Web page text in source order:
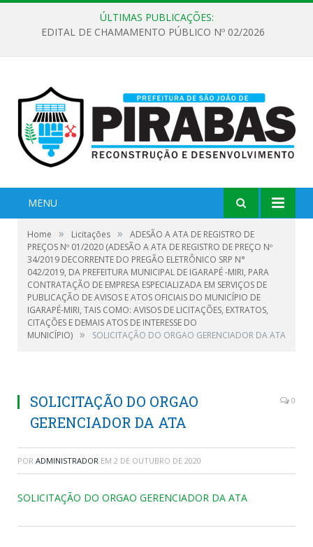
ÚLTIMAS PUBLICAÇÕES:
EDITAL DE CHAMAMENTO PÚBLICO Nº 02/2026
MENU
Home » Licitações »
ADESÃO A ATA DE REGISTRO DE
PREÇOS Nº 01/2020 (ADESÃO A ATA DE REGISTRO DE PREÇO Nº
34/2019 DECORRENTE DO PREGÃO ELETRÔNICO SRP N°
042/2019, DA PREFEITURA MUNICIPAL DE IGARAPÉ -MIRI, PARA
CONTRATAÇÃO DE EMPRESA ESPECIALIZADA EM SERVIÇOS DE
PUBLICAÇÃO DE AVISOS E ATOS OFICIAIS DO MUNICÍPIO DE
IGARAPÉ-MIRI, TAIS COMO: AVISOS DE LICITAÇÕES, EXTRATOS,
CITAÇÕES E DEMAIS ATOS DE INTERESSE DO
MUNICÍPIO) » SOLICITAÇÃO DO ORGAO GERENCIADOR DA ATA
SOLICITAÇÃO DO ORGAO
GERENCIADOR DA ATA
0
POR ADMINISTRADOR EM 2 DE OUTUBRO DE 2020
SOLICITAÇÃO DO ORGAO GERENCIADOR DA ATA